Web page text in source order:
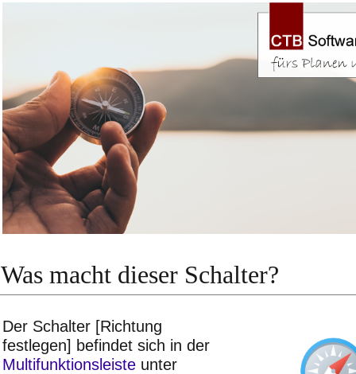
Was macht dieser Schalter?
Der Schalter [Richtung
festlegen] befindet sich in der
Multifunktionsleiste unter